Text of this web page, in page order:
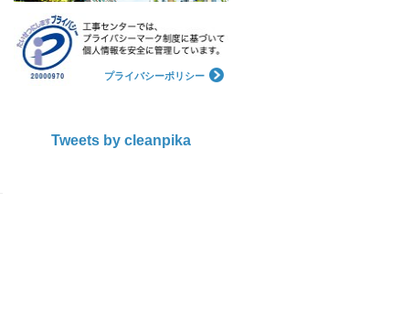
プライバシーポリシー
Tweets by cleanpika